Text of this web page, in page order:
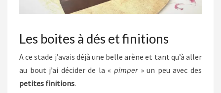
Les boites à dés et finitions
A ce stade j’avais déjà une belle arène et tant qu’à aller
au bout j’ai décider de la «pimper» un peu avec des
petites finitions.